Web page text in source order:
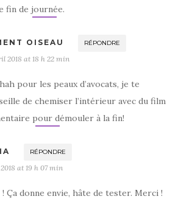
fin de journée.
OISEAU RÉPONDRE
2018 at 18 h 22 min
pour les peaux d’avocats, je te
de chemiser l’intérieur avec du film
pour démouler à la fin!
RÉPONDRE
at 19 h 07 min
! Ça donne envie, hâte de tester. Merci !